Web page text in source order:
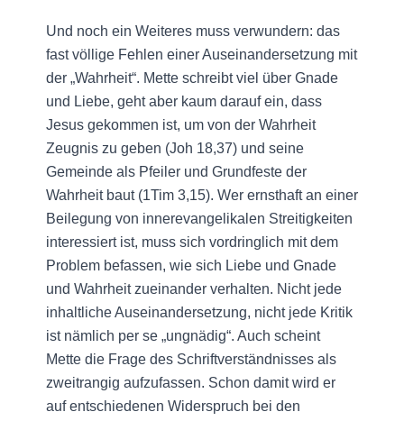
Und noch ein Weiteres muss verwundern: das
fast völlige Fehlen einer Auseinandersetzung mit
der „Wahrheit“. Mette schreibt viel über Gnade
und Liebe, geht aber kaum darauf ein, dass
Jesus gekommen ist, um von der Wahrheit
Zeugnis zu geben (Joh 18,37) und seine
Gemeinde als Pfeiler und Grundfeste der
Wahrheit baut (1Tim 3,15). Wer ernsthaft an einer
Beilegung von innerevangelikalen Streitigkeiten
interessiert ist, muss sich vordringlich mit dem
Problem befassen, wie sich Liebe und Gnade
und Wahrheit zueinander verhalten. Nicht jede
inhaltliche Auseinandersetzung, nicht jede Kritik
ist nämlich per se „ungnädig“. Auch scheint
Mette die Frage des Schriftverständnisses als
zweitrangig aufzufassen. Schon damit wird er
auf entschiedenen Widerspruch bei den